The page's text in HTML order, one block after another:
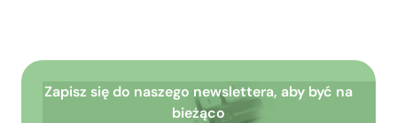
Zapisz się do naszego newslettera, aby być na
bieżąco